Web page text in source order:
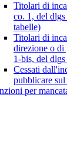
Titolari di
co. 1, del
tabelle)
Titolari di
direzione o di
1-bis, del
Cessati
pubblicare
per